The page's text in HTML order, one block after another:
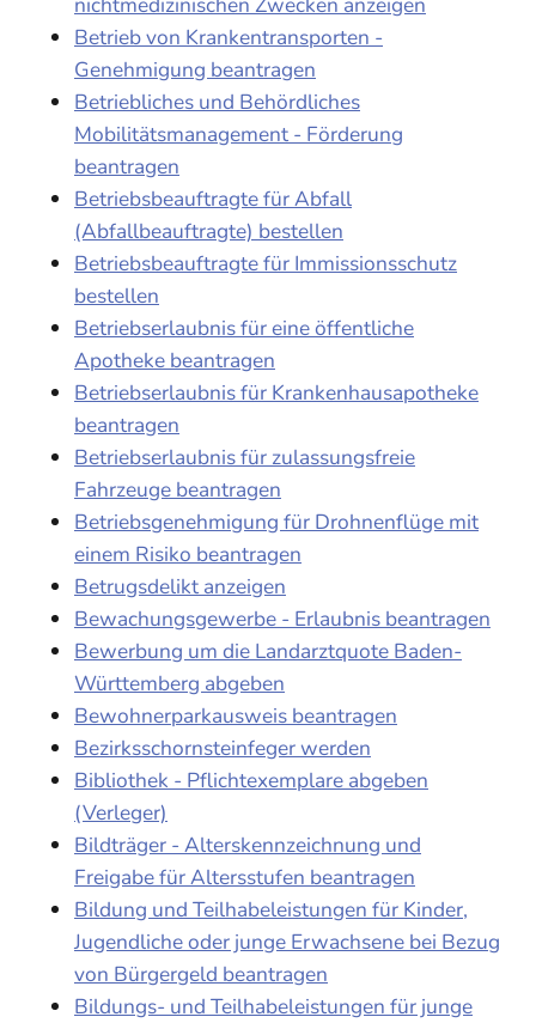
Betrieb von Krankentransporten -
Genehmigung beantragen
Betriebliches und Behördliches
Mobilitätsmanagement - Förderung
beantragen
Betriebsbeauftragte für Abfall
(Abfallbeauftragte) bestellen
Betriebsbeauftragte für Immissionsschutz
bestellen
Betriebserlaubnis für eine öffentliche
Apotheke beantragen
Betriebserlaubnis für Krankenhausapotheke
beantragen
Betriebserlaubnis für zulassungsfreie
Fahrzeuge beantragen
Betriebsgenehmigung für Drohnenflüge mit
einem Risiko beantragen
Betrugsdelikt anzeigen
Bewachungsgewerbe - Erlaubnis beantragen
Bewerbung um die Landarztquote Baden-
Württemberg abgeben
Bewohnerparkausweis beantragen
Bezirksschornsteinfeger werden
Bibliothek - Pflichtexemplare abgeben
(Verleger)
Bildträger - Alterskennzeichnung und
Freigabe für Altersstufen beantragen
Bildung und Teilhabeleistungen für Kinder,
Jugendliche oder junge Erwachsene bei Bezug
von Bürgergeld beantragen
Bildungs- und Teilhabeleistungen für junge